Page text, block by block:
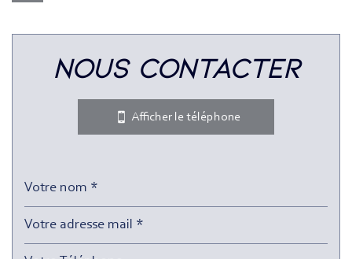
statistiques
Nombre d'habitants
Taxe foncière
Habitants de 25 à 55 ans 50,60 %
nous contacter
Afficher le téléphone